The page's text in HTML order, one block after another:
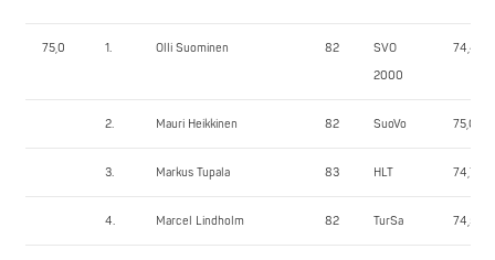
75,0 1. Olli Suominen 82
SVO
2000
74,45
2. Mauri Heikkinen 82 SuoVo 75,00
3. Markus Tupala 83 HLT 74,70
4. Marcel Lindholm 82 TurSa 74,55